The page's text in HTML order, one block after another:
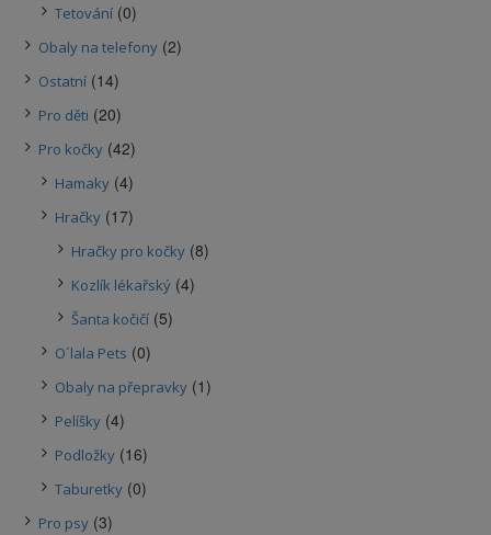
Tetování (0)
Obaly na telefony (2)
Ostatní (14)
Pro děti (20)
Pro kočky (42)
Hamaky (4)
Hračky (17)
Hračky pro kočky (8)
Kozlík lékařský (4)
Šanta kočičí (5)
O´lala Pets (0)
Obaly na přepravky (1)
Pelíšky (4)
Podložky (16)
Taburetky (0)
Pro psy (3)